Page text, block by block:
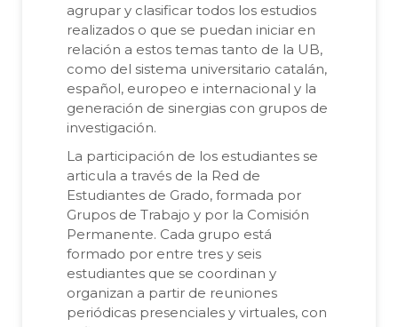
agrupar y clasificar todos los estudios
realizados o que se puedan iniciar en
relación a estos temas tanto de la UB,
como del sistema universitario catalán,
español, europeo e internacional y la
generación de sinergias con grupos de
investigación.
La participación de los estudiantes se
articula a través de la Red de
Estudiantes de Grado, formada por
Grupos de Trabajo y por la Comisión
Permanente. Cada grupo está
formado por entre tres y seis
estudiantes que se coordinan y
organizan a partir de reuniones
periódicas presenciales y virtuales, con